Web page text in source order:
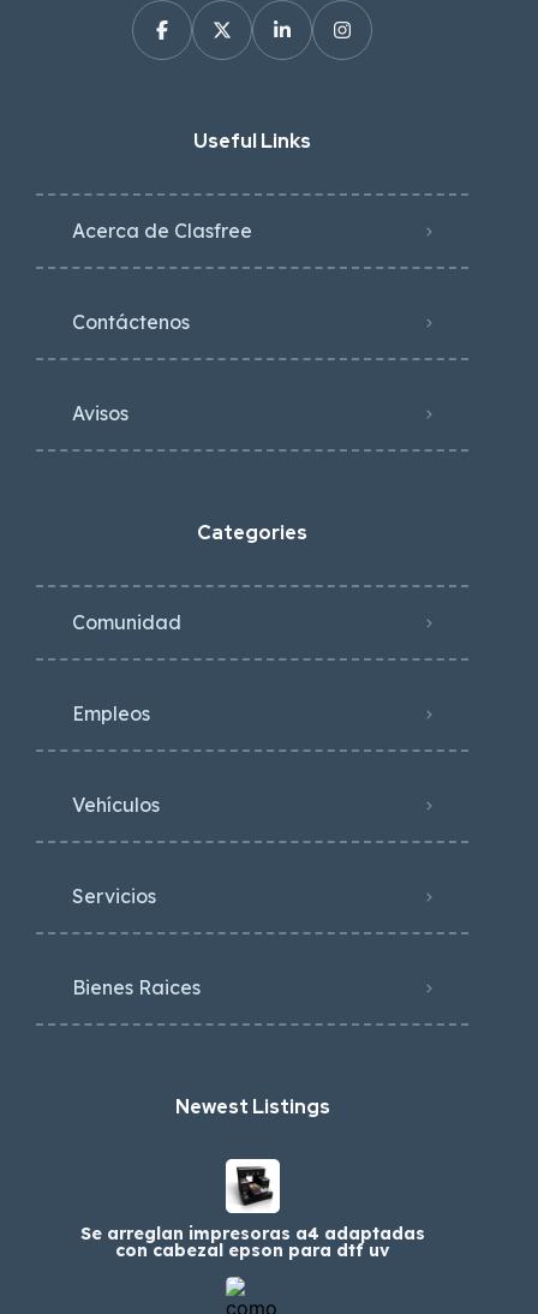
Useful Links
Acerca de Clasfree
Contáctenos
Avisos
Categories
Comunidad
Empleos
Vehículos
Servicios
Bienes Raices
Newest Listings​
Se arreglan impresoras a4 adaptadas
con cabezal epson para dtf uv